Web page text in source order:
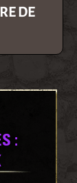
DE
: